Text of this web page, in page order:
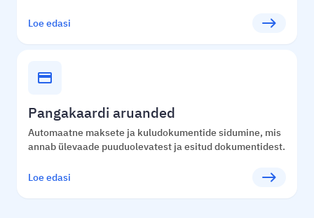
Loe edasi east
credit_card
Pangakaardi aruanded
Automaatne maksete ja kuludokumentide sidumine, mis
annab ülevaade puuduolevatest ja esitud dokumentidest.
Loe edasi east